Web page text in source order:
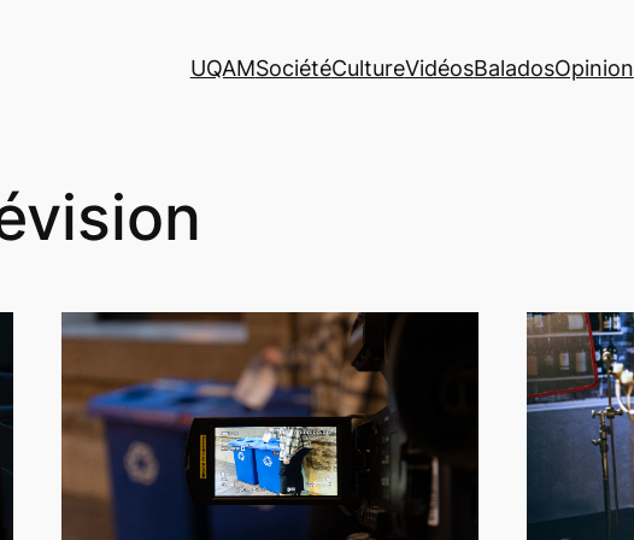
UQAMSociétéCultureVidéosBaladosOpinion